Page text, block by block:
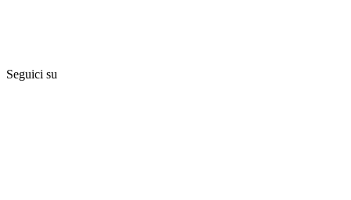
Seguici su